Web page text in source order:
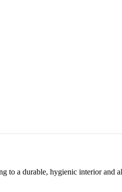
to a durable, hygienic interior and